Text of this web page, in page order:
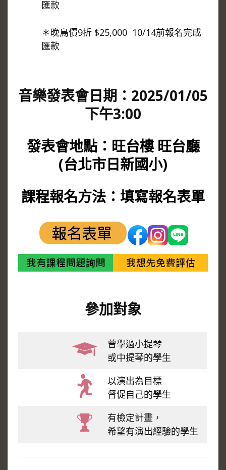
匯款
＊晚鳥價9折 $25,000 10/14前報名完成
匯款
音樂發表會日期：2025/01/05
下午3:00
發表會地點：旺台樓 旺台廳
(台北市日新國小)
課程報名方法：填寫報名表單
參加對象
曾學過小提琴
或中提琴的學生
以演出為目標
督促自己的學生
有檢定計畫，
希望有演出經驗的學生